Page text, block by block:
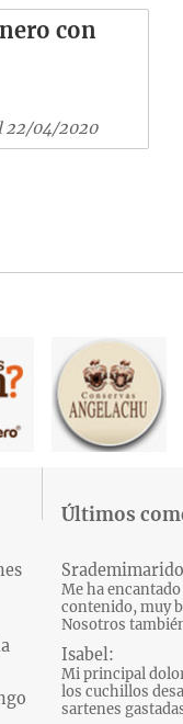
con
22/04/2020
Últimos
Me ha
contenido, muy
Nosotros
Isabel:
Mi principal
los cuchillos
sartenes